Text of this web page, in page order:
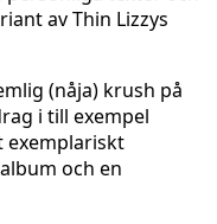
av Thin Lizzys
(nåja) krush på
i till exempel
exemplariskt
och en